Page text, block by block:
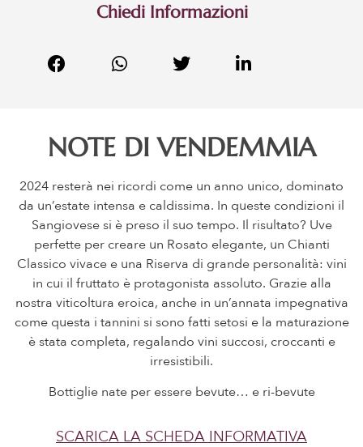
Chiedi Informazioni
NOTE DI VENDEMMIA
2024 resterà nei ricordi come un anno unico, dominato
da un’estate intensa e caldissima. In queste condizioni il
Sangiovese si è preso il suo tempo. Il risultato? Uve
perfette per creare un Rosato elegante, un Chianti
Classico vivace e una Riserva di grande personalità: vini
in cui il fruttato è protagonista assoluto. Grazie alla
nostra viticoltura eroica, anche in un’annata impegnativa
come questa i tannini si sono fatti setosi e la maturazione
è stata completa, regalando vini succosi, croccanti e
irresistibili.
Bottiglie nate per essere bevute… e ri-bevute
SCARICA LA SCHEDA INFORMATIVA